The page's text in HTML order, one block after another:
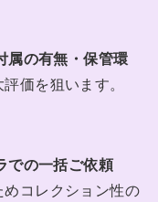
属の有無・保管環
価を狙います。
での一括ご依頼
コレクション性の